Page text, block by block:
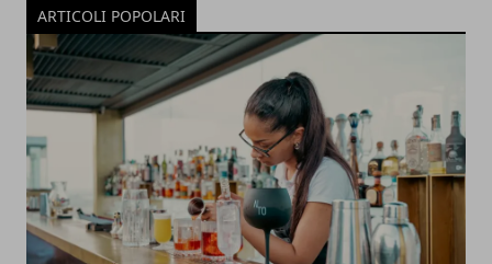
ARTICOLI POPOLARI